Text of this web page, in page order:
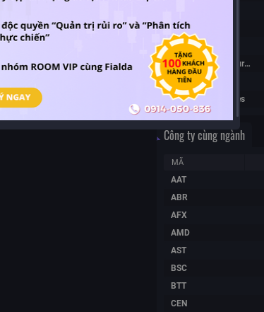
KOSPI
FTSE 100
FTSE 100 Futures
DAX Futures
CAC 40 Futures
Công ty cùng ngành
MÃ
AAT
ABR
AFX
AMD
AST
BSC
BTT
CEN